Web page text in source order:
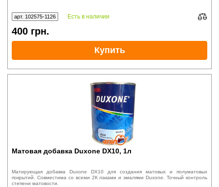
арт. 102575-1126 Есть в наличии
400 грн.
Купить
Матовая добавка Duxone DX10, 1л
Матирующая добавка Duxone DX10 для создания матовых и полуматовых
покрытий. Совместима со всеми 2К лаками и эмалями Duxone. Точный контроль
степени матовости.